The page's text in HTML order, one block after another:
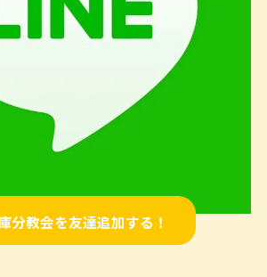
分教会を友達追加する！